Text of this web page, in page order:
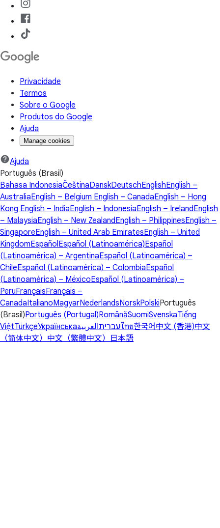
Privacidade
Termos
Sobre o Google
Produtos do Google
Ajuda
Manage cookies
Ajuda
Português (Brasil)
Bahasa IndonesiaČeštinaDanskDeutschEnglishEnglish –
AustraliaEnglish – Belgium English – CanadaEnglish – Hong
Kong English – IndiaEnglish – IndonesiaEnglish – IrelandEnglish
– MalaysiaEnglish – New ZealandEnglish – PhilippinesEnglish –
SingaporeEnglish – United Arab EmiratesEnglish – United
KingdomEspañol Español (Latinoamérica)Español
(Latinoamérica) – ArgentinaEspañol (Latinoamérica) –
ChileEspañol (Latinoamérica) – ColombiaEspañol
(Latinoamérica) – MéxicoEspañol (Latinoamérica) –
PeruFrançaisFrançais –
CanadaItalianoMagyarNederlandsNorskPolskiPortuguês
(Brasil)Português (Portugal)RomânăSuomiSvenskaTiếng
ViệtTürkçeУкраїнська עבריתالعربية ไทย한국어 中文 (香港)中文
（简体中文） 中文（繁體中文） 日本語